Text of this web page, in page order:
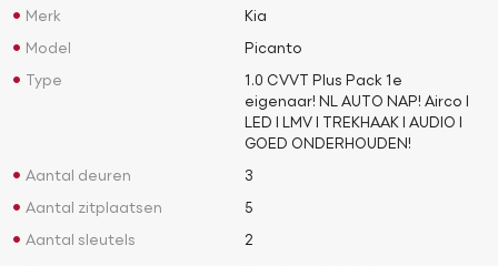
Merk Kia
Model Picanto
Type
1.0 CVVT Plus Pack 1e
eigenaar! NL AUTO NAP! Airco l
LED l LMV l TREKHAAK l AUDIO l
GOED ONDERHOUDEN!
Aantal deuren 3
Aantal zitplaatsen 5
Aantal sleutels 2